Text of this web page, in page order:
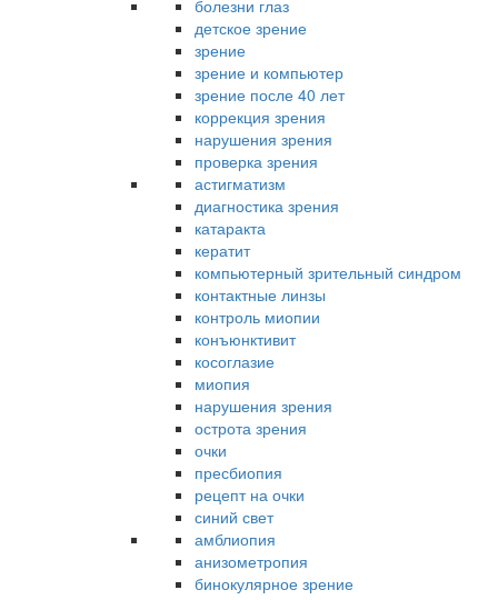
болезни глаз
детское зрение
зрение
зрение и компьютер
зрение после 40 лет
коррекция зрения
нарушения зрения
проверка зрения
астигматизм
диагностика зрения
катаракта
кератит
компьютерный зрительный синдром
контактные линзы
контроль миопии
конъюнктивит
косоглазие
миопия
нарушения зрения
острота зрения
очки
пресбиопия
рецепт на очки
синий свет
амблиопия
анизометропия
бинокулярное зрение